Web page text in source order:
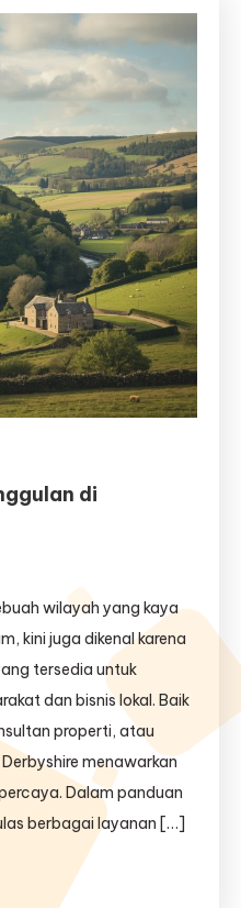
di
wilayah yang kaya
kini juga dikenal karena
tersedia untuk
dan bisnis lokal. Baik
properti, atau
menawarkan
Dalam panduan
berbagai layanan […]